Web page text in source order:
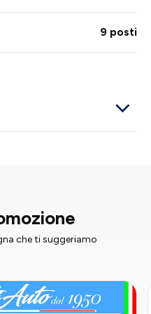
9 posti
che ti suggeriamo